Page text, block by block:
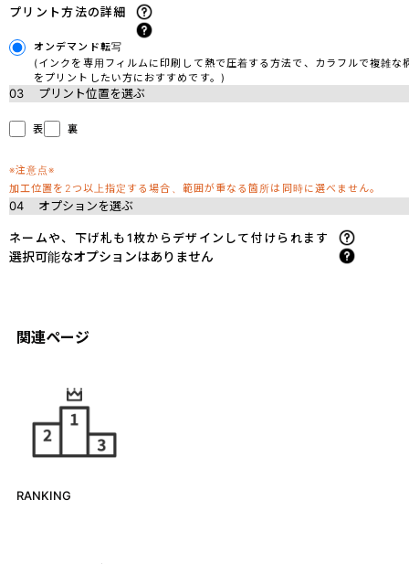
プリント方法の詳細
オンデマンド転写
(インクを専用フィルムに印刷して熱で圧着する方法で、カラフルで複雑な
をプリントしたい方におすすめです。)
03 プリント位置を選ぶ
表 裏
※注意点※
加工位置を2つ以上指定する場合、範囲が重なる箇所は同時に選べません。
04 オプションを選ぶ
ネームや、下げ札も1枚からデザインして付けられます
選択可能なオプションはありません
関連ページ
RANKING